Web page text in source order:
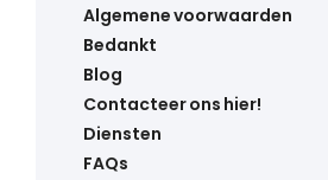
Algemene voorwaarden
Bedankt
Blog
Contacteer ons hier!
Diensten
FAQs